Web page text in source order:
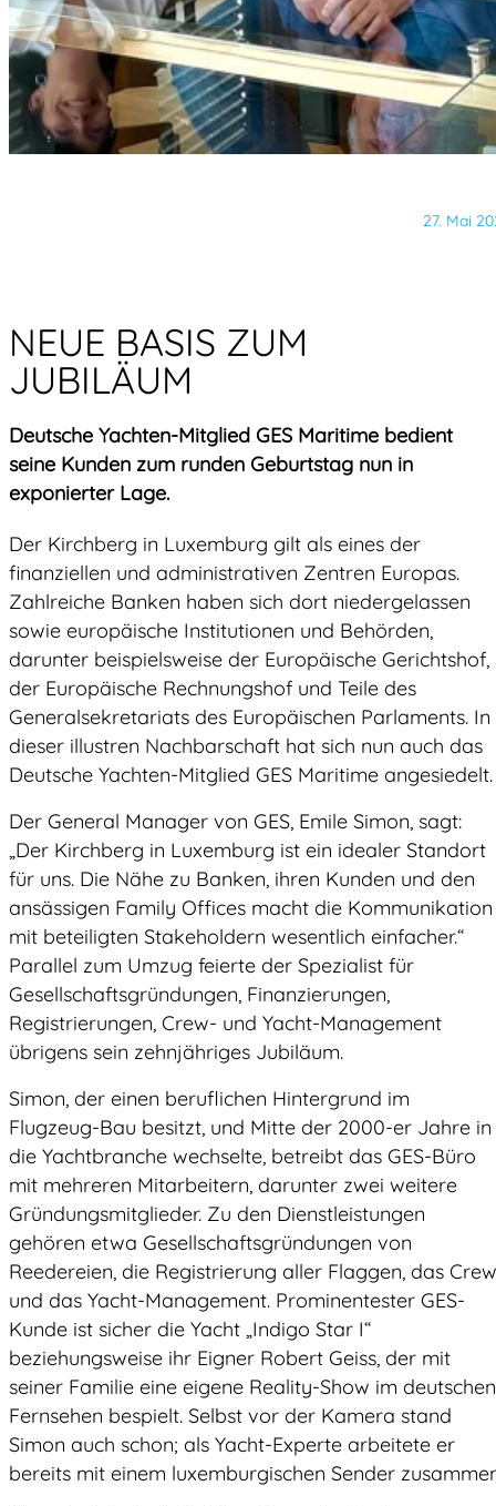
27. Mai
NEUE BASIS ZUM
JUBILÄUM
Deutsche Yachten-Mitglied GES Maritime bedient
seine Kunden zum runden Geburtstag nun in
exponierter Lage.
Der Kirchberg in Luxemburg gilt als eines der
finanziellen und administrativen Zentren Europas.
Zahlreiche Banken haben sich dort niedergelassen
sowie europäische Institutionen und Behörden,
darunter beispielsweise der Europäische Gerichtshof,
der Europäische Rechnungshof und Teile des
Generalsekretariats des Europäischen Parlaments. In
dieser illustren Nachbarschaft hat sich nun auch das
Deutsche Yachten-Mitglied GES Maritime angesiedelt.
Der General Manager von GES, Emile Simon, sagt:
„Der Kirchberg in Luxemburg ist ein idealer Standort
für uns. Die Nähe zu Banken, ihren Kunden und den
ansässigen Family Offices macht die Kommunikation
mit beteiligten Stakeholdern wesentlich einfacher.“
Parallel zum Umzug feierte der Spezialist für
Gesellschaftsgründungen, Finanzierungen,
Registrierungen, Crew- und Yacht-Management
übrigens sein zehnjähriges Jubiläum.
Simon, der einen beruflichen Hintergrund im
Flugzeug-Bau besitzt, und Mitte der 2000-er Jahre in
die Yachtbranche wechselte, betreibt das GES-Büro
mit mehreren Mitarbeitern, darunter zwei weitere
Gründungsmitglieder. Zu den Dienstleistungen
gehören etwa Gesellschaftsgründungen von
Reedereien, die Registrierung aller Flaggen, das
und das Yacht-Management. Prominentester GES-
Kunde ist sicher die Yacht „Indigo Star I“
beziehungsweise ihr Eigner Robert Geiss, der mit
seiner Familie eine eigene Reality-Show im deutschen
Fernsehen bespielt. Selbst vor der Kamera stand
Simon auch schon; als Yacht-Experte arbeitete er
bereits mit einem luxemburgischen Sender